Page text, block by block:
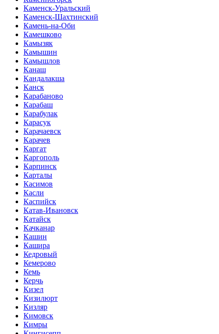
Каменск-Уральский
Каменск-Шахтинский
Камень-на-Оби
Камешково
Камызяк
Камышин
Камышлов
Канаш
Кандалакша
Канск
Карабаново
Карабаш
Карабулак
Карасук
Карачаевск
Карачев
Каргат
Каргополь
Карпинск
Карталы
Касимов
Касли
Каспийск
Катав-Ивановск
Катайск
Качканар
Кашин
Кашира
Кедровый
Кемерово
Кемь
Керчь
Кизел
Кизилюрт
Кизляр
Кимовск
Кимры